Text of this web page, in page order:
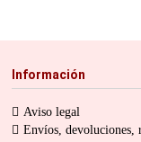
Información
Aviso legal
Envíos, devoluciones,